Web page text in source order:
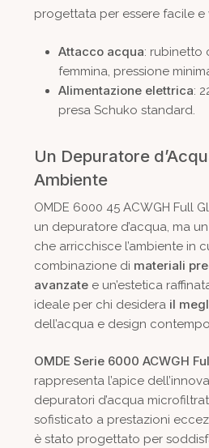
progettata per essere facile e
Attacco acqua: rubinetto
femmina, pressione
Alimentazione elettrica:
presa Schuko standard.
Un Depuratore
Ambiente
OMDE 6000 45 ACWGH Full
un depuratore d’acqua, ma
che arricchisce l’ambiente in
combinazione di materiali
avanzatee un’estetica
ideale per chi desidera il
dell’acqua e design
OMDE Serie 6000 ACWGH
rappresenta l’apice
depuratori d’acqua
sofisticato a prestazioni
è stato progettato per